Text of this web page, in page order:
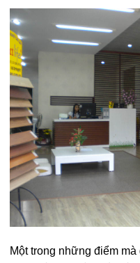
Một trong những điểm